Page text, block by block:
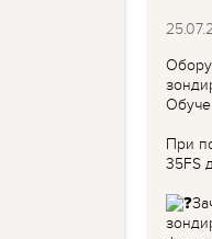
При
35FS